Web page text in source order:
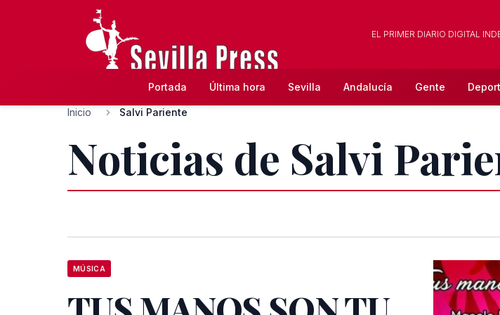
EL PRIMER DIARIO DIGITAL
Portada Última hora Sevilla Andalucía Gente
Inicio Salvi Pariente
Noticias de Salvi
MÚSICA